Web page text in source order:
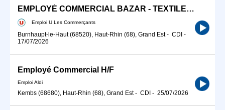
EMPLOYÉ COMMERCIAL BAZAR - TEXTILE H/F
Emploi U Les Commerçants
Burnhaupt-le-Haut (68520), Haut-Rhin (68), Grand Est- CDI -
17/07/2026
Employé Commercial H/F
Emploi Aldi
Kembs (68680), Haut-Rhin (68), Grand Est- CDI - 25/07/2026